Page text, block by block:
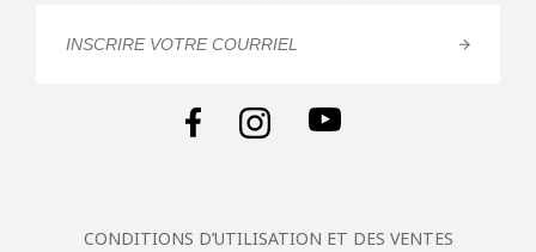
CONDITIONS D’UTILISATION ET DES VENTES